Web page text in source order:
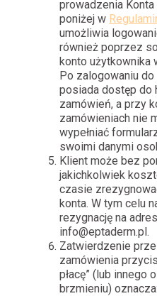
prowadzenia
poniżej w
umożliwia
również poprzez
konto użytkownika
Po zalogowaniu do
posiada dostęp do
zamówień, a przy
zamówieniach nie
wypełniać
swoimi danymi
Klient może bez
jakichkolwiek
czasie
konta. W tym celu
rezygnację na
info@eptaderm.pl.
Zatwierdzenie
zamówienia
płacę” (lub innego
brzmieniu) oznacza: